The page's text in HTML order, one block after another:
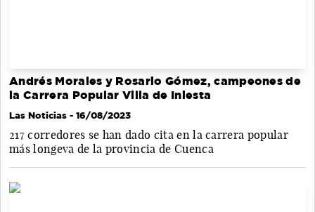
Andrés Morales y Rosario Gómez, campeones de
la Carrera Popular Villa de Iniesta
Las Noticias - 16/08/2023
217 corredores se han dado cita en la carrera popular
más longeva de la provincia de Cuenca